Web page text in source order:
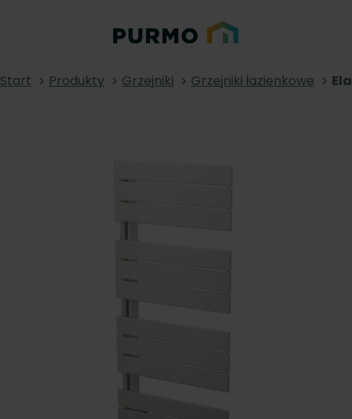
Start Produkty Grzejniki Grzejniki łazienkowe